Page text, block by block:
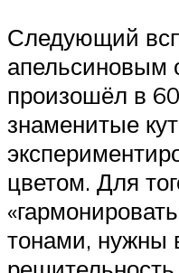
Следующий
апельсиновым
произошёл в
знаменитые
цветом. Для
тонами, нужны